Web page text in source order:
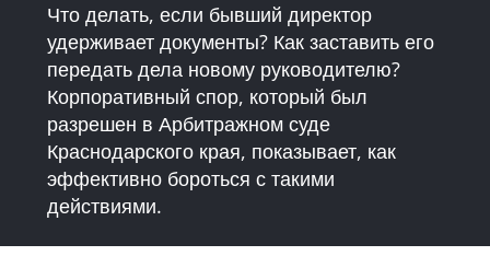
Что делать, если бывший директор
удерживает документы? Как заставить его
передать дела новому руководителю?
Корпоративный спор, который был
разрешен в Арбитражном суде
Краснодарского края, показывает, как
эффективно бороться с такими
действиями.